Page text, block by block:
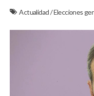
Actualidad/Elecciones